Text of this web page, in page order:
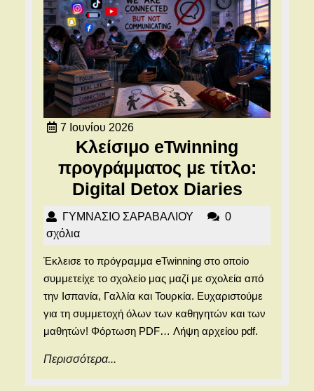
7 Ιουνίου 20267
Ιουνίου
Κλείσιμο eTwinning
προγράμματος με τίτλο:
Digital Detox Diaries
με
τίτλο:
Digital
Detox
Diaries
ΓΥΜΝΑΣΙΟ ΣΑΡΑΒΑΛΙΟΥ ΓΥΜΝΑΣΙΟ
0
σχόλια
Έκλεισε το πρόγραμμα eTwinning στο οποίο
συμμετείχε το σχολείο μας μαζί με σχολεία από
την Ισπανία, Γαλλία και Τουρκία. Ευχαριστούμε
για τη συμμετοχή όλων των καθηγητών και των
μαθητών! Φόρτωση PDF… Λήψη αρχείου pdf.
Περισσότερα...